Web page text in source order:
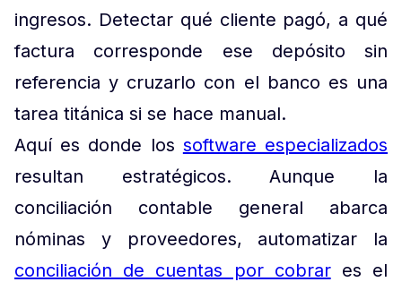
ingresos. Detectar qué cliente pagó, a qué
factura corresponde ese depósito sin
referencia y cruzarlo con el banco es una
tarea titánica si se hace manual.
Aquí es donde los software especializados
resultan estratégicos. Aunque la
conciliación contable general abarca
nóminas y proveedores, automatizar la
conciliación de cuentas por cobrares el